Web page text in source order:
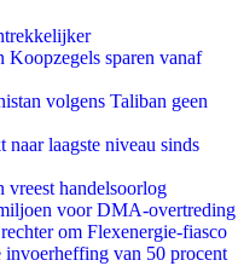
sparen vanaf
volgens Taliban geen
laagste niveau sinds
handelsoorlog
voor DMA-overtreding
om Flexenergie-fiasco
van 50 procent